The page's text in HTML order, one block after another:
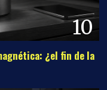
10
¿el fin de la